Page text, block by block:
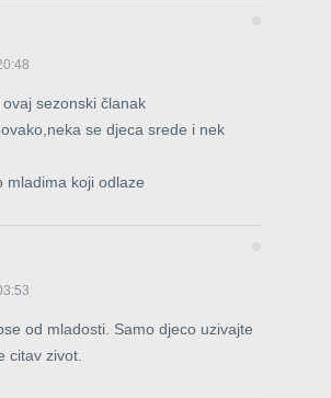
sezonski članak
se djeca srede i nek
mladima koji odlaze
od mladosti. Samo djeco uzivajte
citav zivot.